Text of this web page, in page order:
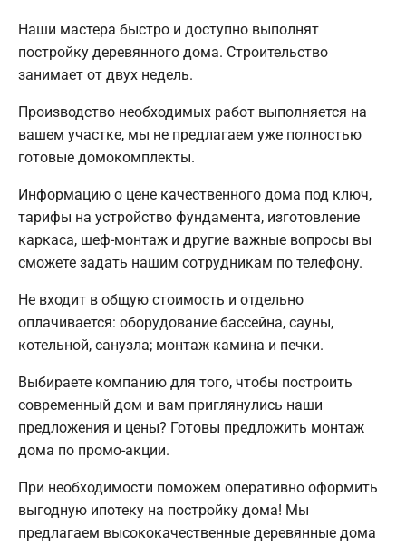
Наши мастера быстро и доступно выполнят
постройку деревянного дома. Строительство
занимает от двух недель.
Производство необходимых работ выполняется на
вашем участке, мы не предлагаем уже полностью
готовые домокомплекты.
Информацию о цене качественного дома под ключ,
тарифы на устройство фундамента, изготовление
каркаса, шеф-монтаж и другие важные вопросы вы
сможете задать нашим сотрудникам по телефону.
Не входит в общую стоимость и отдельно
оплачивается: оборудование бассейна, сауны,
котельной, санузла; монтаж камина и печки.
Выбираете компанию для того, чтобы построить
современный дом и вам приглянулись наши
предложения и цены? Готовы предложить монтаж
дома по промо-акции.
При необходимости поможем оперативно оформить
выгодную ипотеку на постройку дома! Мы
предлагаем высококачественные деревянные дома